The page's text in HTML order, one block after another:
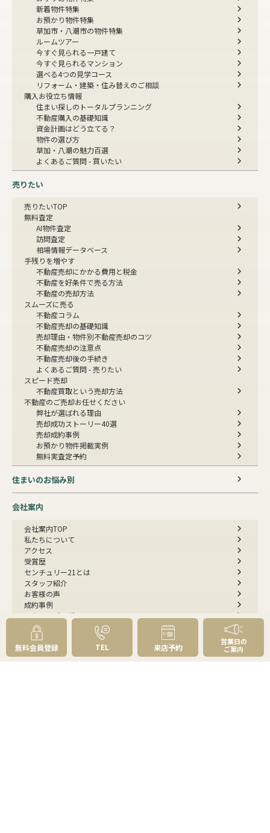
新着物件特集
お預かり物件特集
草加市・八潮市の物件特集
ルームツアー
今すぐ見られる一戸建て
今すぐ見られるマンション
選べる4つの見学コース
リフォーム・建築・住み替えのご相談
購入お役立ち情報
住まい探しのトータルプランニング
不動産購入の基礎知識
資金計画はどう立てる？
物件の選び方
草加・八潮の魅力百選
よくあるご質問 - 買いたい
売りたい
売りたいTOP
無料査定
AI物件査定
訪問査定
相場情報データベース
手残りを増やす
不動産売却にかかる費用と税金
不動産を好条件で売る方法
不動産の売却方法
スムーズに売る
不動産コラム
不動産売却の基礎知識
売却理由・物件別不動産売却のコツ
不動産売却の注意点
不動産売却後の手続き
よくあるご質問 - 売りたい
スピード売却
不動産買取という売却方法
不動産のご売却お任せください
弊社が選ばれる理由
売却成功ストーリー40選
売却成約事例
お預かり物件掲載実例
無料実査定予約
住まいのお悩み別
会社案内
会社案内TOP
私たちについて
アクセス
受賞歴
センチュリー21とは
スタッフ紹介
お客様の声
成約事例
スタッフブログ
お知らせ
採用情報
来店予約
お問い合わせ
無料会員登録 TEL 来店予約
営業日の
ご案内